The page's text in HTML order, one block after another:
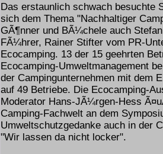
Das erstaunlich schwach besuchte
sich dem Thema "Nachhaltiger
GÃ¶nner und BÃ¼chele auch
FÃ¼hrer, Rainer Stifter vom PR-
Ecocamping. 13 der 15 geehrten
Ecocamping-Umweltmanagement
der Campingunternehmen mit dem
auf 49 Betriebe. Die Ecocamping-
Moderator Hans-JÃ¼rgen-Hess
Camping-Fachwelt an dem
Umweltschutzgedanke auch in der
"Wir lassen da nicht locker".